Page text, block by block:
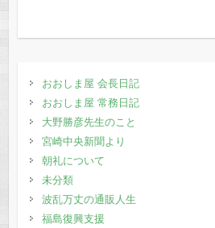
o
k
n
おおしま屋 会長日記
おおしま屋 常務日記
大野勝彦先生のこと
宮崎中央新聞より
朝礼について
未分類
波乱万丈の通販人生
福島復興支援